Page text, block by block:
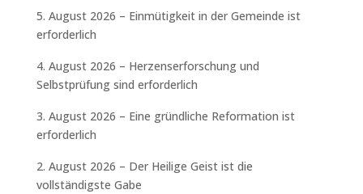
5. August 2026 – Einmütigkeit in der Gemeinde ist
erforderlich
4. August 2026 – Herzenserforschung und
Selbstprüfung sind erforderlich
3. August 2026 – Eine gründliche Reformation ist
erforderlich
2. August 2026 – Der Heilige Geist ist die
vollständigste Gabe